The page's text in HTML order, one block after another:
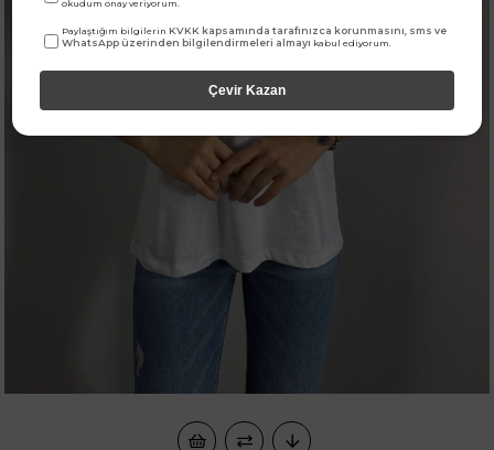
okudum onay veriyorum.
Paylaştığım bilgilerinKVKK kapsamında tarafınızca korunmasını, sms ve
WhatsApp üzerinden bilgilendirmeleri almayı kabul ediyorum.
Çevir Kazan